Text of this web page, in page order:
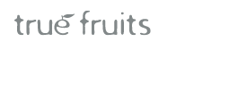
Hauptinhalt springen
Zur Suche springen
Zur Hauptnavigation springen